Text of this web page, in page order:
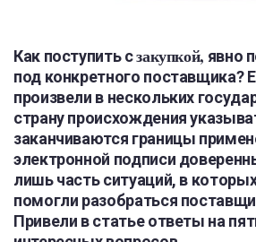
Как поступить сзакупкой, явно
под конкретного поставщика?
произвели в нескольких
страну происхождения
заканчиваются границы
электронной подписи
лишь часть ситуаций, в
помогли разобраться
Привели в статье ответы на